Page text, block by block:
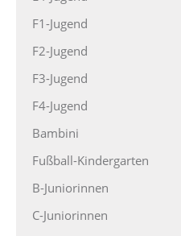
F1-Jugend
F2-Jugend
F3-Jugend
F4-Jugend
Bambini
Fußball-Kindergarten
B-Juniorinnen
C-Juniorinnen